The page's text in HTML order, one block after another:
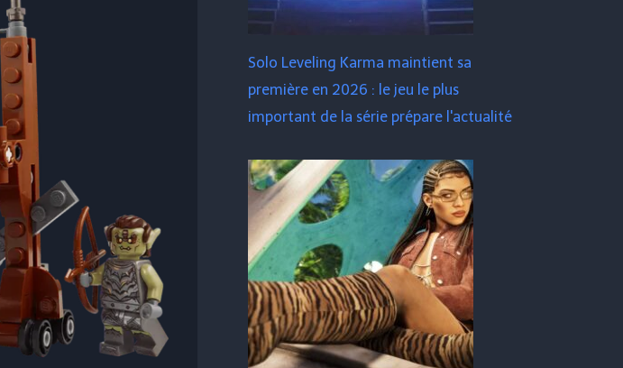
Solo Leveling Karma maintient sa
première en 2026 : le jeu le plus
important de la série prépare l'actualité